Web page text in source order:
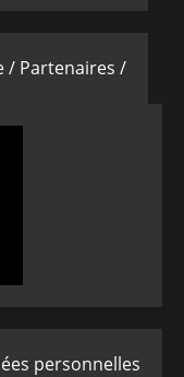
/ Partenaires /
personnelles